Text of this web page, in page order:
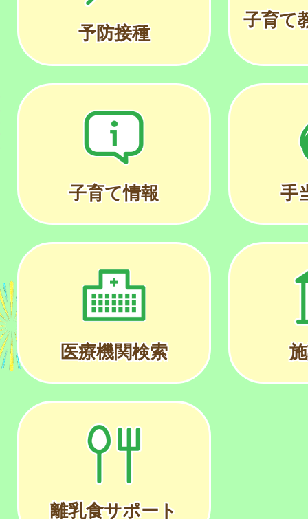
予防接種
子育て
子育て情報 手
医療機関検索
離乳食サポート